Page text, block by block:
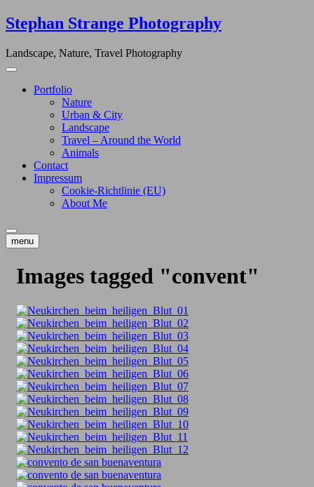
Skip
to
Stephan Strange Photography
Landscape, Nature, Travel Photography
Portfolio
Nature
Urban & City
Landscape
Travel – Around the World
Animals
Contact
Impressum
Cookie-Richtlinie (EU)
About Me
menu
Images tagged "convent"